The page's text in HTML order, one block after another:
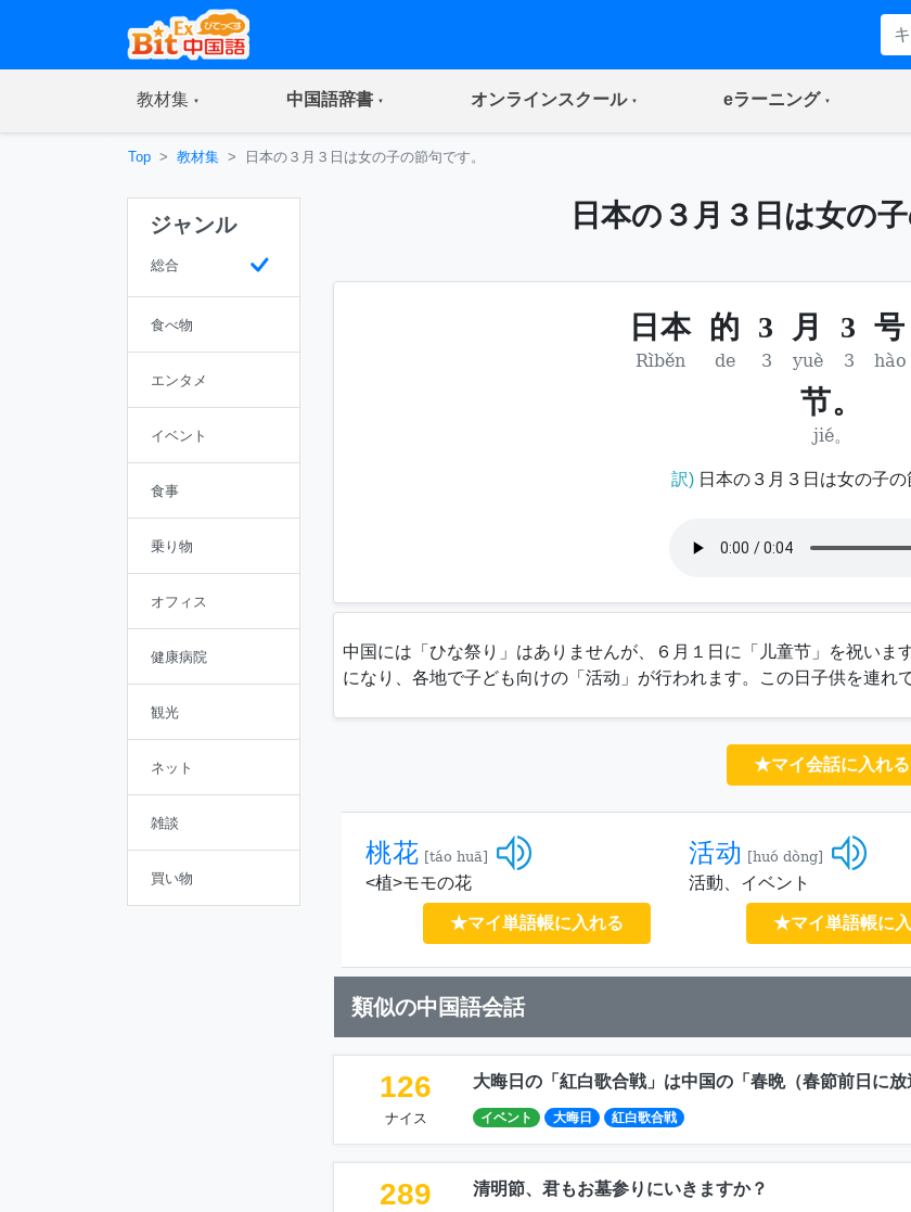
教材集(current) 中国語辞書(current) オンラインスクール(current) eラーニング(current)
Top 教材集 日本の３月３日は女の子の節句です。
ジャンル
総合
食べ物
エンタメ
イベント
食事
乗り物
オフィス
健康病院
観光
ネット
雑談
買い物
日本の３月３日は女の子
日本 的 3 月 3 号
Rìběn de 3 yuè 3 hào
节。
jié。
訳)日本の３月３日は女の子の
中国には「ひな祭り」はありませんが、６月１日に「 儿童节 」を祝いま
になり、各地で子ども向けの「 活动 」が行われます。この日子供を連れ
★マイ会話に入れる
桃花 [táo huā]
<植>モモの花
★マイ単語帳に入れる
活动 [huó dòng]
活動、イベント
★マイ単語帳に
類似の中国語会話
126
ナイス
大晦日の「紅白歌合戦」は中国の「春晩（春節前日に
イベント 大晦日 紅白歌合戦
289 清明節、君もお墓参りにいきますか？